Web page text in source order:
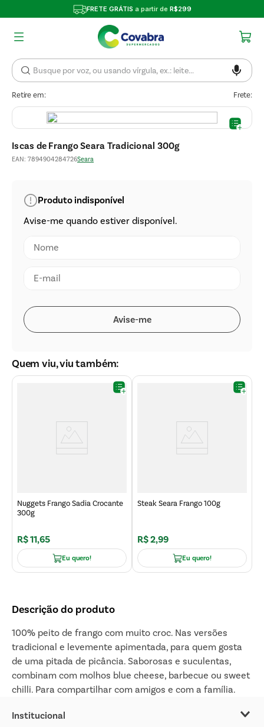
FRETE GRÁTIS a partir de R$299
Retire em: Frete:
Iscas de Frango Seara Tradicional 300g
EAN: 7894904284726Seara
Quem viu, viu também:
Nuggets Frango Sadia Crocante
300g
R$11,65
Eu quero!
Steak Seara Frango 100g
R$2,99
Eu quero!
Descrição do produto
100% peito de frango com muito croc. Nas versões
tradicional e levemente apimentada, para quem gosta
de uma pitada de picância. Saborosas e suculentas,
combinam com molhos blue cheese, barbecue ou sweet
chilli. Para compartilhar com amigos e com a família.
Institucional